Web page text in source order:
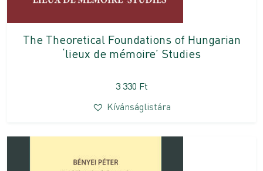
The Theoretical Foundations of Hungarian
‘lieux de mémoire’ Studies
3 330 Ft
Kívánságlistára